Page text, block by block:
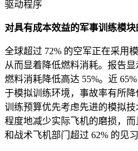
驱动程序
对具有成本效益的军事训练模
全球超过 72% 的空军正在采用
从而显着降低燃料消耗。报告
燃料消耗降低高达 55%。近
于模拟训练环境，事故率有所
训练预算优先考虑先进的模拟
程度地减少实际飞机的磨损，
和战术飞机部门超过 62% 的见